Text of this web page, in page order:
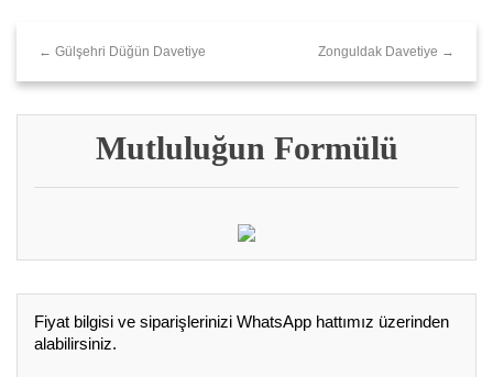
← Gülşehri Düğün Davetiye Zonguldak Davetiye →
Mutluluğun Formülü
Fiyat bilgisi ve siparişlerinizi WhatsApp hattımız üzerinden
alabilirsiniz.